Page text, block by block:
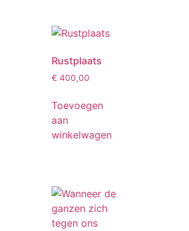
Rustplaats
€ 400,00
Toevoegen
aan
winkelwagen